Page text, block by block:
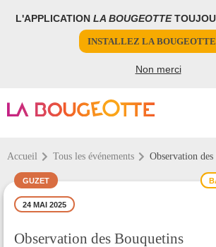
L'APPLICATION LA BOUGEOTTE
INSTALLEZ LA BOUGEOTTE
Non merci
Accueil Tous les événements Observation
GUZET
24 MAI 2025
Observation des Bouquetins
PARTAGER
Votre inscription à la newsletter a